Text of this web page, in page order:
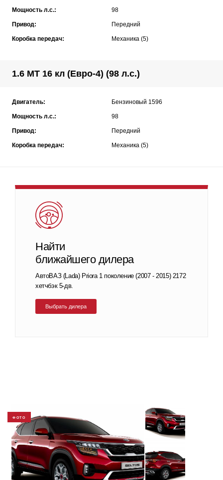
Мощность л.с.: 98
Привод: Передний
Коробка передач: Механика (5)
1.6 MT 16 кл (Евро-4) (98 л.с.)
Двигатель: Бензиновый 1596
Мощность л.с.: 98
Привод: Передний
Коробка передач: Механика (5)
Найти
ближайшего дилера
АвтоВАЗ (Lada) Priora 1 поколение (2007 - 2015) 2172
хетчбэк 5-дв.
Выбрать дилера
ФОТО